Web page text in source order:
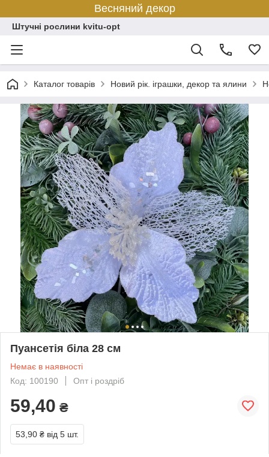
Весняний декор
Штучні рослини kvitu-opt
Каталог товарів Новий рік. іграшки, декор та ялини
Пуансетія біла 28 см
Немає в наявності
Код: 100190
Опт і роздріб
59,40 ₴
53,90 ₴ від 5 шт.